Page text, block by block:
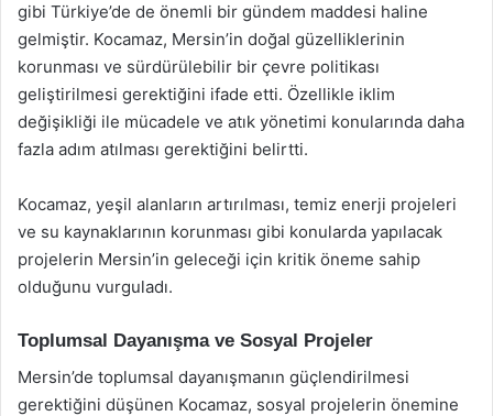
gibi Türkiye’de de önemli bir gündem maddesi haline
gelmiştir. Kocamaz, Mersin’in doğal güzelliklerinin
korunması ve sürdürülebilir bir çevre politikası
geliştirilmesi gerektiğini ifade etti. Özellikle iklim
değişikliği ile mücadele ve atık yönetimi konularında daha
fazla adım atılması gerektiğini belirtti.
Kocamaz, yeşil alanların artırılması, temiz enerji projeleri
ve su kaynaklarının korunması gibi konularda yapılacak
projelerin Mersin’in geleceği için kritik öneme sahip
olduğunu vurguladı.
Toplumsal Dayanışma ve Sosyal Projeler
Mersin’de toplumsal dayanışmanın güçlendirilmesi
gerektiğini düşünen Kocamaz, sosyal projelerin önemine